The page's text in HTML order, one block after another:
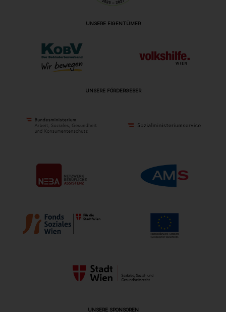
UNSERE EIGENTÜMER
UNSERE FÖRDERGEBER
UNSERE SPONSOREN